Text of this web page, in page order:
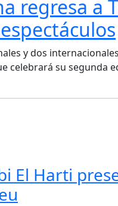
regresa a
y dos
celebrará su segunda
El Harti